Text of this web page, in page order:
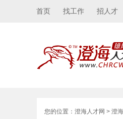
首页 找工作 招人才
您的位置： 澄海人才网 > 澄